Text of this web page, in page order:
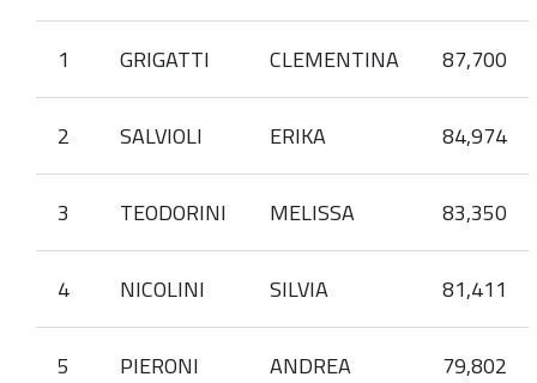
1 GRIGATTI CLEMENTINA 87,700
2 SALVIOLI ERIKA 84,974
3 TEODORINI MELISSA 83,350
4 NICOLINI SILVIA 81,411
5 PIERONI ANDREA 79,802